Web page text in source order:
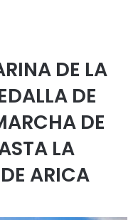
DE LA
DE
DE
LA
ARICA